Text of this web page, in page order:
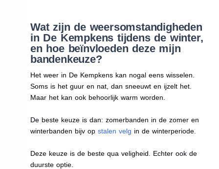
Wat zijn de weersomstandigheden
in De Kempkens tijdens de winter,
en hoe beïnvloeden deze mijn
bandenkeuze?
Het weer in De Kempkens kan nogal eens wisselen.
Soms is het guur en nat, dan sneeuwt en ijzelt het.
Maar het kan ook behoorlijk warm worden.
De beste keuze is dan: zomerbanden in de zomer en
winterbanden bijv op stalen velg in de winterperiode.
Deze keuze is de beste qua veligheid. Echter ook de
duurste optie.